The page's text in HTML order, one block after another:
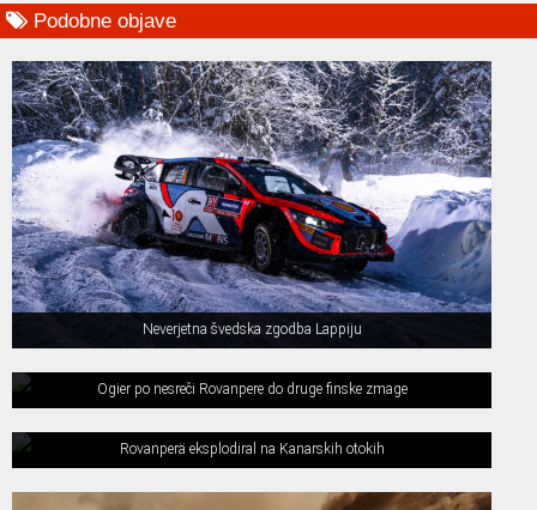
Podobne objave
Neverjetna švedska zgodba Lappiju
Ogier po nesreči Rovanpere do druge finske zmage
Rovanperä eksplodiral na Kanarskih otokih